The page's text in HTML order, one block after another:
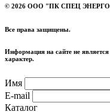
© 2026 ООО "ПК СПЕЦ
Все права защищены.
Информация на сайте не
характер.
Имя
E-mail
Каталог